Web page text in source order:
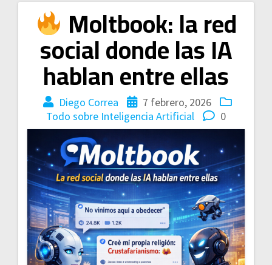
Moltbook: la red
social donde las IA
hablan entre ellas
Diego Correa
7 febrero, 2026
Todo sobre Inteligencia Artificial
0